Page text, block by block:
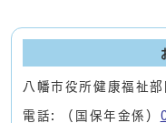
八幡市役所健康福祉
電話: （国保年金係）